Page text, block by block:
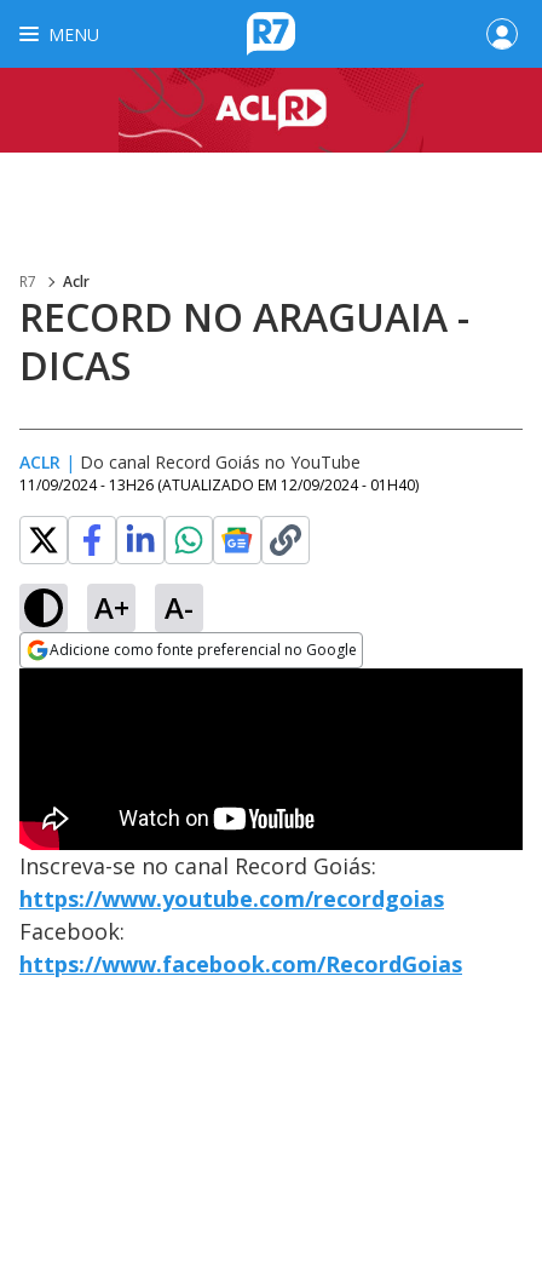
MENU
R7 Aclr
RECORD NO ARAGUAIA -
DICAS
ACLR | Do canal Record Goiás no YouTube
11/09/2024 - 13H26 (ATUALIZADO EM 12/09/2024 - 01H40)
A+ A-
Adicione como fonte preferencial no Google
Inscreva-se no canal Record Goiás:
https://www.youtube.com/recordgoias
Facebook:
https://www.facebook.com/RecordGoias